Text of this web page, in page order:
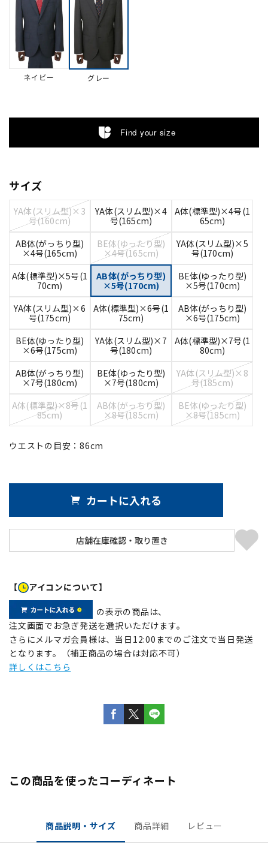
ネイビー グレー
Find your size
サイズ
YA体(スリム型)×3
号(160cm)
YA体(スリム型)×4
号(165cm)
A体(標準型)×4号(1
65cm)
AB体(がっちり型)
×4号(165cm)
BE体(ゆったり型)
×4号(165cm)
YA体(スリム型)×5
号(170cm)
A体(標準型)×5号(1
70cm)
AB体(がっちり型)
×5号(170cm)
BE体(ゆったり型)
×5号(170cm)
YA体(スリム型)×6
号(175cm)
A体(標準型)×6号(1
75cm)
AB体(がっちり型)
×6号(175cm)
BE体(ゆったり型)
×6号(175cm)
YA体(スリム型)×7
号(180cm)
A体(標準型)×7号(1
80cm)
AB体(がっちり型)
×7号(180cm)
BE体(ゆったり型)
×7号(180cm)
YA体(スリム型)×8
号(185cm)
A体(標準型)×8号(1
85cm)
AB体(がっちり型)
×8号(185cm)
BE体(ゆったり型)
×8号(185cm)
ウエストの目安：86cm
カートに入れる
【 アイコンについて】
の表示の商品は、
注文画面でお急ぎ発送を選択いただけます。
さらにメルマガ会員様は、当日12:00までのご注文で当日発送
となります。（補正商品の場合は対応不可）
詳しくはこちら
この商品を使ったコーディネート
商品説明・サイズ 商品詳細 レビュー